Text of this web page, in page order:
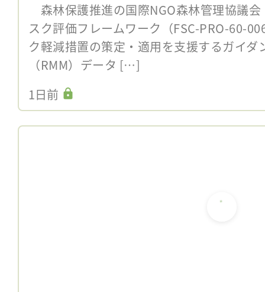
森林保護推進の国際NGO森林管理協議会
スク評価フレームワーク（FSC-PRO-60-
ク軽減措置の策定・適用を支援するガイダ
（RMM）データ […]
1日前